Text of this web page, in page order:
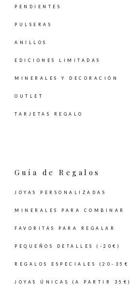
PENDIENTES
PULSERAS
ANILLOS
EDICIONES LIMITADAS
MINERALES Y DECORACIÓN
OUTLET
TARJETAS REGALO
Guía de Regalos
JOYAS PERSONALIZADAS
MINERALES PARA COMBINAR
FAVORITAS PARA REGALAR
PEQUEÑOS DETALLES (-20€)
REGALOS ESPECIALES (20-35€
JOYAS ÚNICAS (A PARTIR 35€)